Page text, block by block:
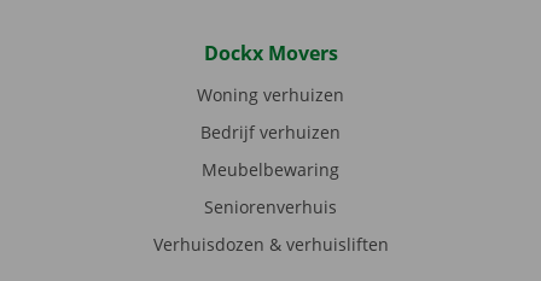
Dockx Movers
Woning verhuizen
Bedrijf verhuizen
Meubelbewaring
Seniorenverhuis
Verhuisdozen & verhuisliften